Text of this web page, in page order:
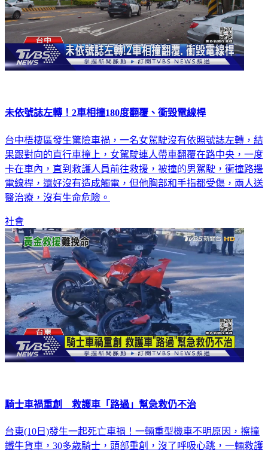
未依號誌左轉！2車相撞180度翻覆、衝毀電線桿
台中梧棲區發生驚險車禍，一名女駕駛沒有依照號誌左轉，結
果跟對向的直行車撞上，女駕駛連人帶車翻覆在路中央，一度
卡在車內，直到救護人員前往救援，被撞的男駕駛，衝撞路邊
電線桿，還好沒有造成觸電，但他胸部和手指都受傷，兩人送
醫治療，沒有生命危險。
社會
騎士車禍重創 救護車「路過」幫急救仍不治
台東(10日)發生一起死亡車禍！一輛重型機車不明原因，擦撞
鐵牛貨車，30多歲騎士，頭部重創，沒了呼吸心跳，一輛救護